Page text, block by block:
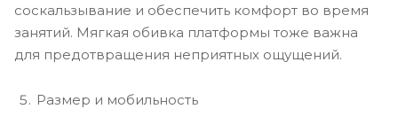
соскальзывание и обеспечить комфорт во время
занятий. Мягкая обивка платформы тоже важна
для предотвращения неприятных ощущений.
Размер и мобильность